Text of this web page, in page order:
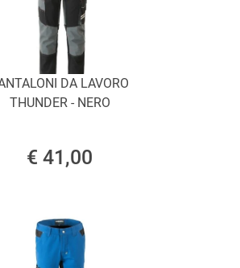
DA LAVORO
THUNDER - NERO
€ 41,00